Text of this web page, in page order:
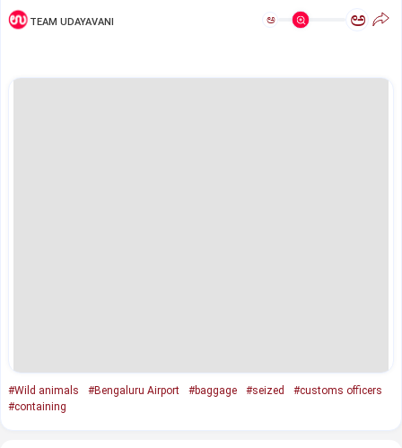
TEAM UDAYAVANI ಅ ಅ
#Wild animals #Bengaluru Airport #baggage #seized
#customs officers
#containing